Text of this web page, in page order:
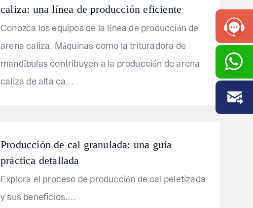
caliza: una línea de producción eficiente
Conozca los equipos de la línea de producción de
arena caliza. Máquinas como la trituradora de
mandíbulas contribuyen a la producción de arena
caliza de alta ca...
Producción de cal granulada: una guía
práctica detallada
Explora el proceso de producción de cal peletizada
y sus beneficios....